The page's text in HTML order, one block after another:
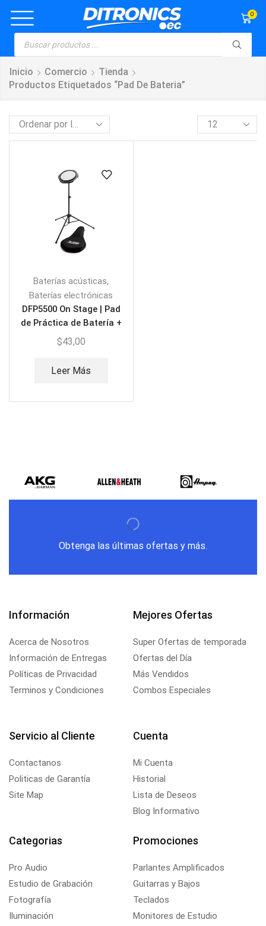
0
Inicio Comercio
Tienda
Productos Etiquetados “pad De Bateria”
Baterías acústicas,
Baterías electrónicas
DFP5500 On Stage | Pad
de Práctica de Batería +
Soporte + Bolsa
$43,00
Leer Más
Obtenga las últimas ofertas y más.
Información
Acerca de Nosotros
Información de Entregas
Políticas de Privacidad
Terminos y Condiciones
Mejores Ofertas
Super Ofertas de temporada
Ofertas del Día
Más Vendidos
Combos Especiales
Servicio al Cliente
Contactanos
Politicas de Garantía
Site Map
Cuenta
Mi Cuenta
Historial
Lista de Deseos
Blog Informativo
Categorias
Pro Audio
Estudio de Grabación
Fotografía
Iluminación
Promociones
Parlantes Amplificados
Guitarras y Bajos
Teclados
Monitores de Estudio